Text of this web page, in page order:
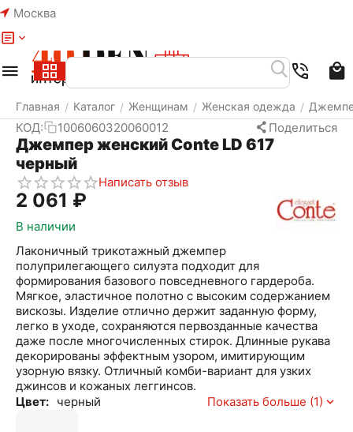
Москва
Главная / Каталог / Женщинам / Женская одежда /
КОД: 1006060320060012 Поделиться
Джемпер женский Conte LD 617
черный
Написать отзыв
2 061 ₽
В наличии
Лаконичный трикотажный джемпер
полуприлегающего силуэта подходит для
формирования базового повседневного гардероба.
Мягкое, эластичное полотно с высоким содержанием
вискозы. Изделие отлично держит заданную форму,
легко в уходе, сохраняются первозданные качества
даже после многочисленных стирок. Длинные рукава
декорированы эффектным узором, имитирующим
узорную вязку. Отличный комби-вариант для узких
джинсов и кожаных леггинсов.
Цвет: черный Показать больше (1)
Меню